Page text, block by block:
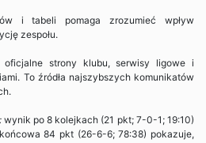
i tabeli pomaga zrozumieć wpływ
zespołu.
oficjalne strony klubu, serwisy ligowe i
To źródła najszybszych komunikatów
wynik po 8 kolejkach (21 pkt; 7-0-1; 19:10)
84 pkt (26-6-6; 78:38) pokazuje,